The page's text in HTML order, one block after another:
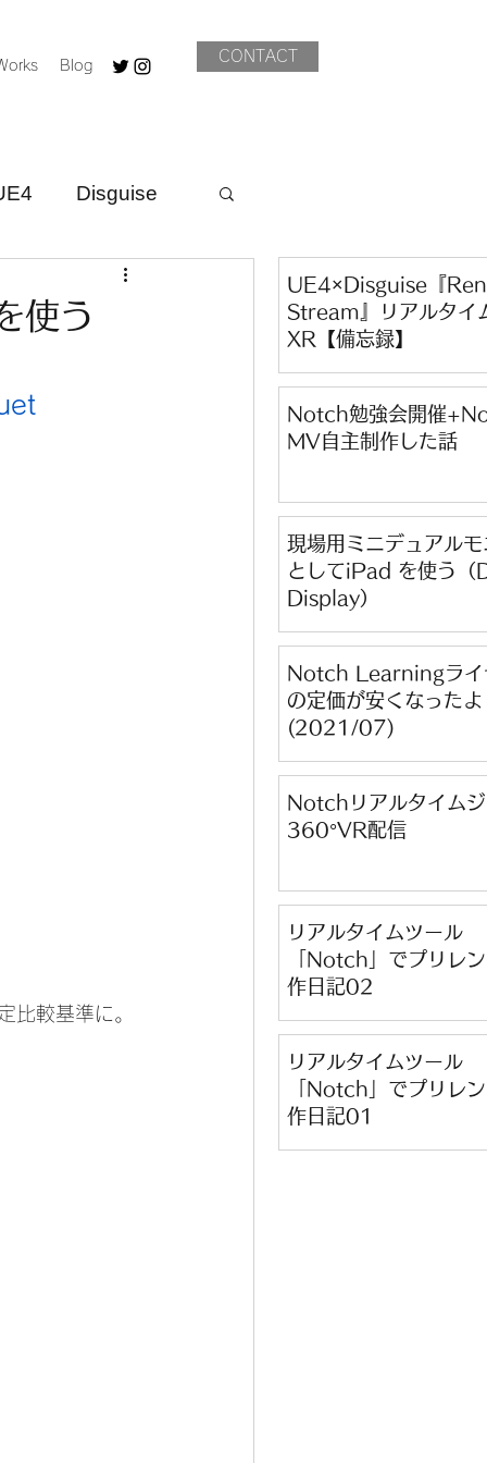
Blog
CONTACT
Disguise
使う
比較基準に。
UE4×Disguise『
Stream』リアルタイ
XR【備忘録】
Notch勉強会開催
MV自主制作した話
現場用ミニデュアル
としてiPad を使う（
Display）
Notch Learningライ
の定価が安くなったよ
(2021/07)
Notchリアルタイム
360°VR配信
リアルタイムツール
「Notch」でプリレ
作日記02
リアルタイムツール
「Notch」でプリレ
作日記01